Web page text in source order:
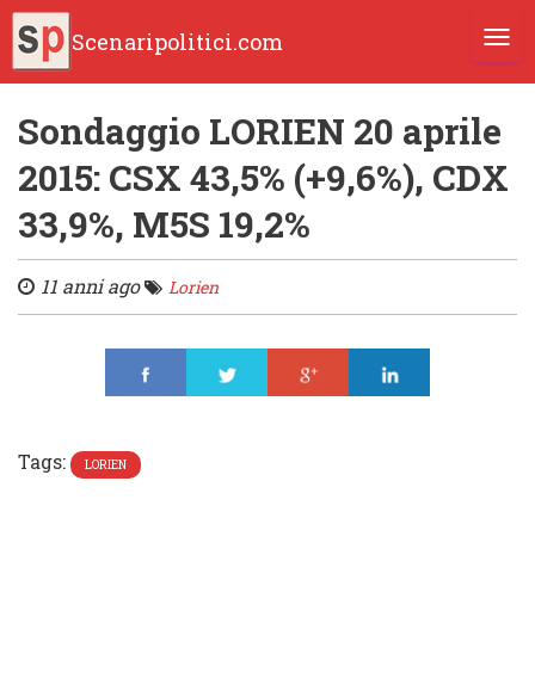
Scenaripolitici.com
Sondaggio LORIEN 20 aprile
2015: CSX 43,5% (+9,6%), CDX
33,9%, M5S 19,2%
11 anni ago Lorien
Tags: LORIEN